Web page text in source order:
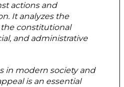
actions and
It analyzes the
constitutional
and administrative
in modern society and
is an essential